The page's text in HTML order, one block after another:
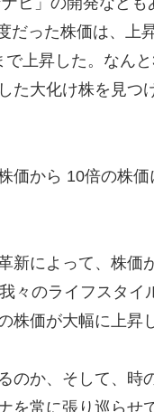
だった株価は、上
上昇した。なん
た大化け株を見つ
価から 10倍の株
によって、株価
々のライフスタイ
株価が大幅に上昇
のか、そして、時
を常に張り巡らせ